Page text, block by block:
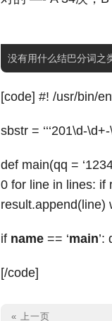
[code] #! /usr/bin/
sbstr = ‘‘‘201\d-\d+-
def main(qq =
0 for line in lines: if
result.append(line)
if name == ‘main’:
[/code]
« 上一页